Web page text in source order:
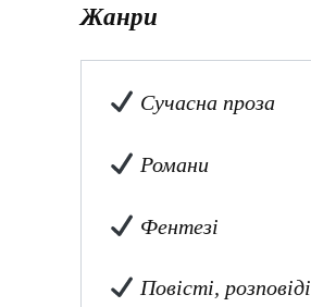
Жанри
Сучасна проза
Романи
Фентезі
Повісті, розповіді